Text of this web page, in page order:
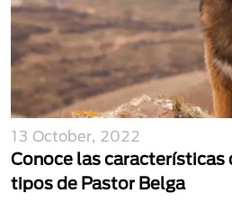
13 October, 2022
Conoce las características
tipos de Pastor Belga